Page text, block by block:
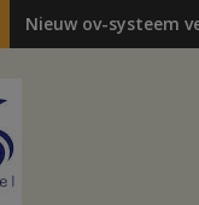
Nieuw ov-systeem